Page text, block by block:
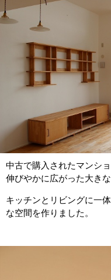
中古で購入されたマンシ
伸びやかに広がった大き
キッチンとリビングに一
な空間を作りました。